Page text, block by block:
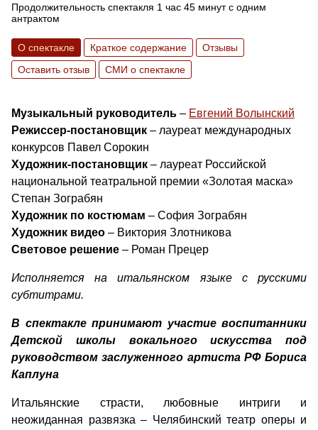
Продолжительность спектакля 1 час 45 минут с одним
антрактом
О спектакле Краткое содержание
Отзывы
Оставить отзыв
СМИ о спектакле
Музыкальный руководитель – Евгений Волынский
Режиссер-постановщик – лауреат международных
конкурсов Павел Сорокин
Художник-постановщик – лауреат Российской
национальной театральной премии «Золотая маска»
Степан Зограбян
Художник по костюмам – София Зограбян
Художник видео – Виктория Злотникова
Световое решение – Роман Прецер
Исполняется на итальянском языке с русскими
субтитрами.
В спектакле принимают участие воспитанники
Детской школы вокального искусства под
руководством заслуженного артиста РФ Бориса
Каплуна
Итальянские страсти, любовные интриги и
неожиданная развязка – Челябинский театр оперы и